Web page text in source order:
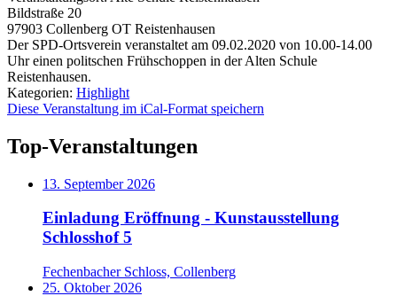
Bildstraße 20
97903 Collenberg OT Reistenhausen
Der SPD-Ortsverein veranstaltet am 09.02.2020 von 10.00-14.00
Uhr einen politschen Frühschoppen in der Alten Schule
Reistenhausen.
Kategorien: Highlight
Diese Veranstaltung im iCal-Format speichern
Top-Veranstaltungen
13. September 2026
Einladung Eröffnung - Kunstausstellung
Schlosshof 5
Fechenbacher Schloss, Collenberg
25. Oktober 2026